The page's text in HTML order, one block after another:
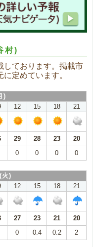
村)
しております。掲載市
定めています。
)
12 15 18
21
29 28 23
20
0 0 0 0
)
12 15 18
21
27 23 21
20
0 0.4 0.2 2